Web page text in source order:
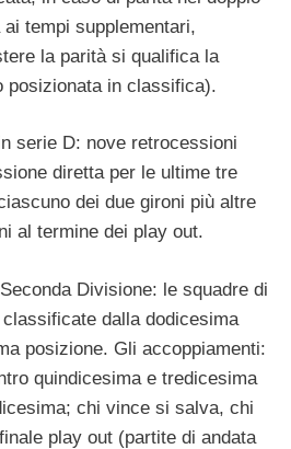
tempi supplementari,
la parità si qualifica la
posizionata in classifica).
serie D: nove retrocessioni
diretta per le ultime tre
dei due gironi più altre
al termine dei play out.
Divisione: le squadre di
dalla dodicesima
posizione. Gli accoppiamenti:
quindicesima e tredicesima
chi vince si salva, chi
play out (partite di andata